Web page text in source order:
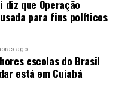
o mercado será a
o que ainda não é
positivos dos últimos
que Operação
para fins políticos
ago
escolas do Brasil
está em Cuiabá